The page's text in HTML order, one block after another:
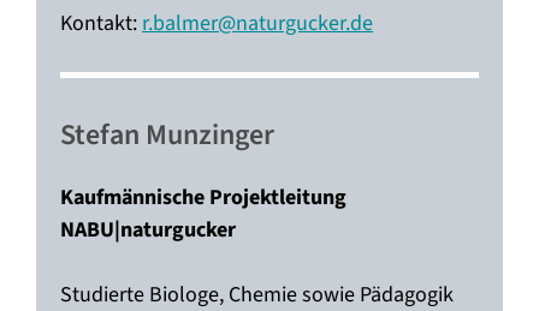
Kontakt:r.balmer@naturgucker.de
Stefan Munzinger
Kaufmännische Projektleitung
NABU|naturgucker
Studierte Biologe, Chemie sowie Pädagogik